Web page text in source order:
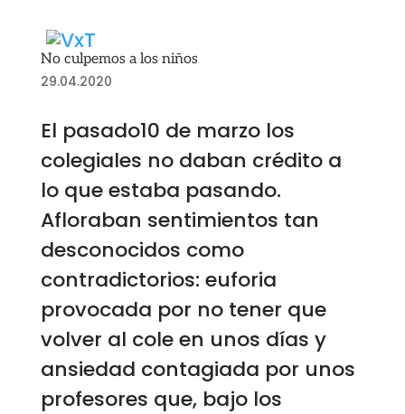
No culpemos a los niños
29.04.2020
El pasado10 de marzo los
colegiales no daban crédito a
lo que estaba pasando.
Afloraban sentimientos tan
desconocidos como
contradictorios: euforia
provocada por no tener que
volver al cole en unos días y
ansiedad contagiada por unos
profesores que, bajo los